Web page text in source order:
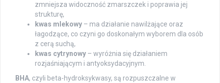
zmniejsza widoczność zmarszczek i poprawia jej
strukturę,
kwas mlekowy – ma działanie nawilżające oraz
łagodzące, co czyni go doskonałym wyborem dla osób
z cerą suchą,
kwas cytrynowy – wyróżnia się działaniem
rozjaśniającym i antyoksydacyjnym.
BHA, czyli beta-hydroksykwasy, są rozpuszczalne w